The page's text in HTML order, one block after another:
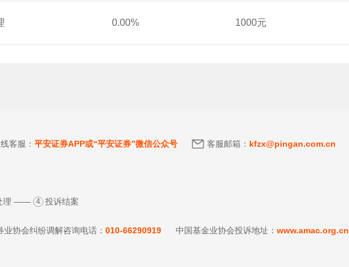
0.00% 1000元
客服： 平安证券APP或“平安证券”微信公众号 客服邮箱： kfzx@pingan.com.cn
理 —— 4 投诉结案
业协会纠纷调解咨询电话： 010-66290919 中国基金业协会投诉地址： www.amac.org.cn